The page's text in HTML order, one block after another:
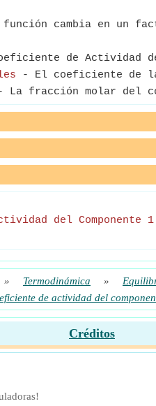
cambia en un
de Actividad
- El coeficiente de la
La fracción molar del
del Componente 1
» Termodinámica »
de actividad del
Créditos